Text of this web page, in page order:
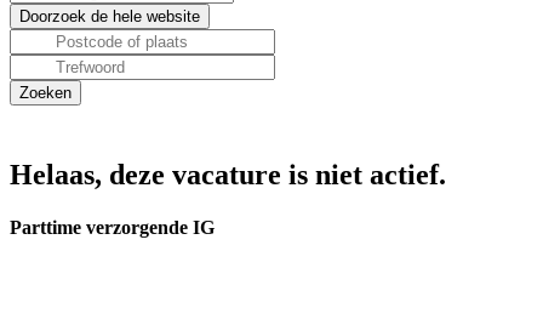
Helaas, deze vacature is niet actief.
Parttime verzorgende IG